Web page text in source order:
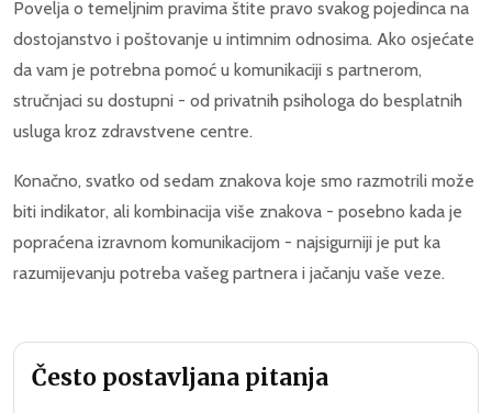
Povelja o temeljnim pravima štite pravo svakog pojedinca na
dostojanstvo i poštovanje u intimnim odnosima. Ako osjećate
da vam je potrebna pomoć u komunikaciji s partnerom,
stručnjaci su dostupni - od privatnih psihologa do besplatnih
usluga kroz zdravstvene centre.
Konačno, svatko od sedam znakova koje smo razmotrili može
biti indikator, ali kombinacija više znakova - posebno kada je
popraćena izravnom komunikacijom - najsigurniji je put ka
razumijevanju potreba vašeg partnera i jačanju vaše veze.
Često postavljana pitanja